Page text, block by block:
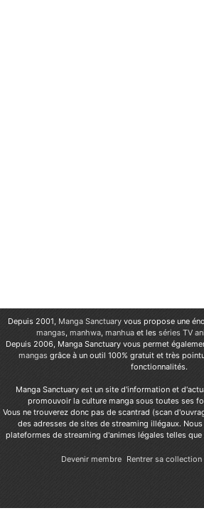
Depuis 2001, Manga Sanctuary vous propose une
mangas, manhwa, manhuaet les séries TV
Depuis 2006, Manga Sanctuary vous permet
mangas grâce à un outil 100% gratuit et très
fonctionnalités.
Manga Sanctuary est un site d'information et
promouvoir la culture manga sous toutes ses
Vous ne trouverez donc pas de scantrad (scan
des adresses de sites de streaming illégaux.
plateformes de streaming d'animes légales telles que
Devenir membre Rentrer sa collection